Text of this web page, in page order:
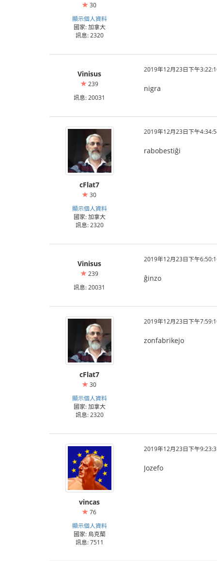
30
顯示個人資料
國家: 加拿大
訊息: 2320
Vinisus
239
訊息: 20031
2019年12月23日下午
nigra
cFlat7
30
顯示個人資料
國家: 加拿大
訊息: 2320
2019年12月23日下午
rabobestiĝi
Vinisus
239
訊息: 20031
2019年12月23日下午
ĝinzo
cFlat7
30
顯示個人資料
國家: 加拿大
訊息: 2320
2019年12月23日下午
zonfabrikejo
vincas
76
顯示個人資料
國家: 烏克蘭
訊息: 7511
2019年12月23日下午
Jozefo